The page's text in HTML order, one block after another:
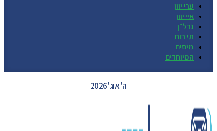
ערי יוון
איי יוון
נדל״ן
תיירות
מיסים
המיוחדים
ה' אוג' 2026